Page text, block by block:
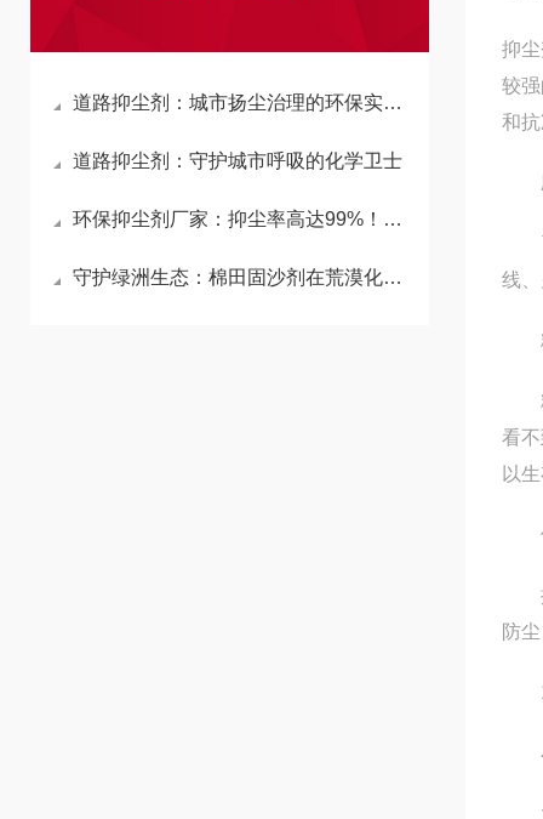
道路抑尘剂：城市扬尘治理的环保实用方案
道路抑尘剂：守护城市呼吸的化学卫士
环保抑尘剂厂家：抑尘率高达99%！揭秘生物纳膜与高分子材料的硬核除尘原理
守护绿洲生态：棉田固沙剂在荒漠化治理中的重要作用
抑
较
和
应
可
线
粉
粉
看
以
使
抑
防
1
小
大